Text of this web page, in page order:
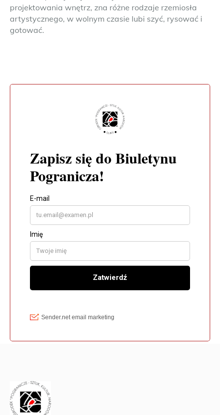
projektowania wnętrz, zna różne rodzaje rzemiosła
artystycznego, w wolnym czasie lubi szyć, rysować i
gotować.